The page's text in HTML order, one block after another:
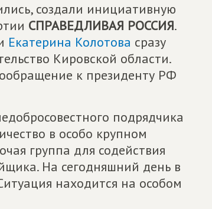
создали инициативную
СПРАВЕДЛИВАЯ РОССИЯ.
Екатерина Колотова сразу
Кировской области.
к президенту РФ
подрядчика
в особо крупном
группа для содействия
На сегодняшний день в
находится на особом